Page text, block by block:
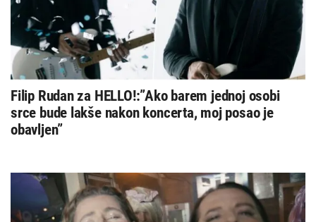
Filip Rudan za HELLO!:”Ako barem jednoj osobi
srce bude lakše nakon koncerta, moj posao je
obavljen”